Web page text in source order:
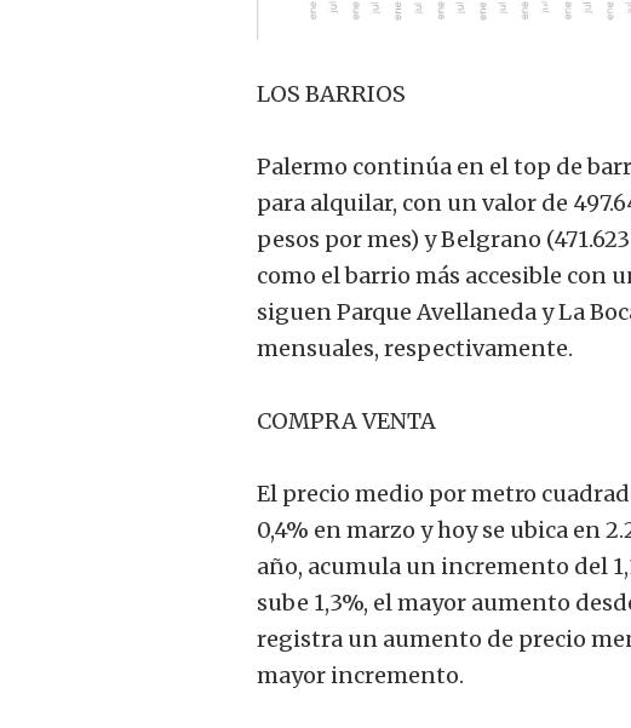
LOS BARRIOS
Palermo continúa en el top de
para alquilar, con un valor de
pesos por mes) y Belgrano
como el barrio más accesible con
siguen Parque Avellaneda y La
mensuales, respectivamente.
COMPRA VENTA
El precio medio por metro
0,4% en marzo y hoy se ubica en
año, acumula un incremento del
sube 1,3%, el mayor aumento
registra un aumento de precio
mayor incremento.